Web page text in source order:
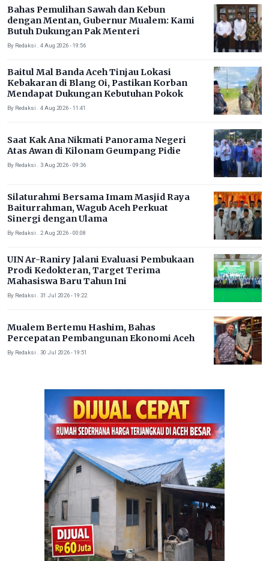
Bahas Pemulihan Sawah dan Kebun
dengan Mentan, Gubernur Mualem: Kami
Butuh Dukungan Pak Menteri
By Redaksi . 4 Aug 2026 - 19:56
Baitul Mal Banda Aceh Tinjau Lokasi
Kebakaran di Blang Oi, Pastikan Korban
Mendapat Dukungan Kebutuhan Pokok
By Redaksi . 4 Aug 2026 - 11:41
Saat Kak Ana Nikmati Panorama Negeri
Atas Awan di Kilonam Geumpang Pidie
By Redaksi . 3 Aug 2026 - 09:36
Silaturahmi Bersama Imam Masjid Raya
Baiturrahman, Wagub Aceh Perkuat
Sinergi dengan Ulama
By Redaksi . 2 Aug 2026 - 00:08
UIN Ar-Raniry Jalani Evaluasi Pembukaan
Prodi Kedokteran, Target Terima
Mahasiswa Baru Tahun Ini
By Redaksi . 31 Jul 2026 - 19:22
Mualem Bertemu Hashim, Bahas
Percepatan Pembangunan Ekonomi Aceh
By Redaksi . 30 Jul 2026 - 19:51